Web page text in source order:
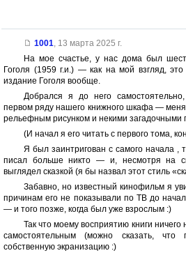
1001, 13 марта 2025 г.
На мое счастье, у нас дома был
Гоголя (1959 г.и.) — как на мой взгляд,
издание Гоголя вообще.
Добрался я до него
первом ряду нашего книжного шкафа —
рельефным рисунком и некими загадочными
(И начал я его читать с первого тома,
Я был заинтригован с самого начала ,
писал больше никто — и, несмотря на
выглядел сказкой (я бы назвал этот стиль
Забавно, но известный кинофильм я
причинам его не показывали по ТВ до
— и того позже, когда был уже взрослым :)
Так что моему восприятию книги
самостоятельным (можно сказать,
собственную экранизацию :)